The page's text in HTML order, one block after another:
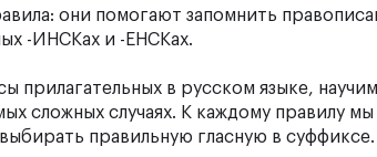
они помогают запомнить
-ИНСКах и -ЕНСКах.
в русском языке,
сложных случаях. К каждому правилу
правильную гласную в суффиксе.